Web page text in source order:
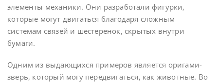
элементы механики. Они разработали фигурки,
которые могут двигаться благодаря сложным
системам связей и шестеренок, скрытых внутри
бумаги.
Одним из выдающихся примеров является оригами-
зверь, который могу передвигаться, как животные. Во